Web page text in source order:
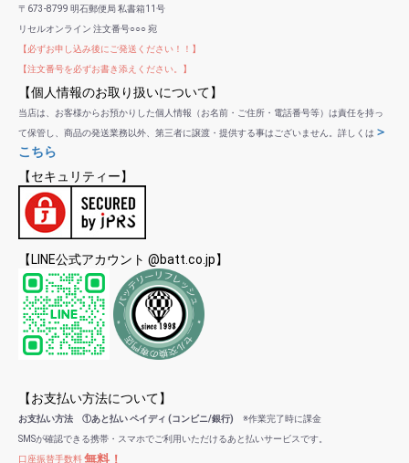
〒673-8799 明石郵便局 私書箱11号
リセルオンライン 注文番号○○○ 宛
【必ずお申し込み後にご発送ください！！】
【注文番号を必ずお書き添えください。】
【個人情報のお取り扱いについて】
当店は、お客様からお預かりした個人情報（お名前・ご住所・電話番号等）は責任を持っ
て保管し、商品の発送業務以外、第三者に譲渡・提供する事はございません。詳しくは ＞
こちら
【セキュリティー】
【LINE公式アカウント @batt.co.jp】
【お支払い方法について】
お支払い方法 ①あと払い ペイディ (コンビニ/銀行) ※作業完了時に課金
SMSが確認できる携帯・スマホでご利用いただけるあと払いサービスです。
口座振替手数料無料！